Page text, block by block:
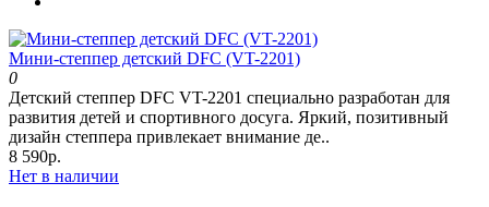
Мини-степпер детский DFC (VT-2201)
0
Детский степпер DFC VT-2201 специально разработан для
развития детей и спортивного досуга. Яркий, позитивный
дизайн степпера привлекает внимание де..
8 590р.
Нет в наличии